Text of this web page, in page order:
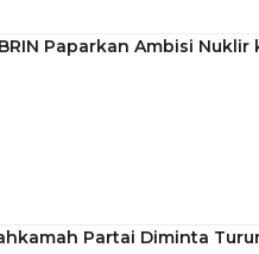
Paparkan Ambisi Nuklir
Partai Diminta